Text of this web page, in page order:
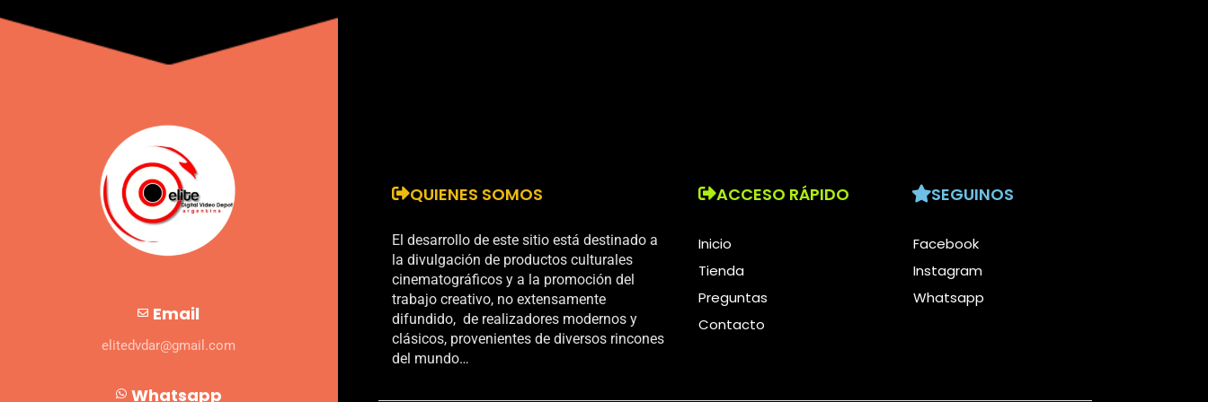
Email
elitedvdar@gmail.com
Whatsapp
QUIENES SOMOS
El desarrollo de este sitio está destinado a
la divulgación de productos culturales
cinematográficos y a la promoción del
trabajo creativo, no extensamente
difundido, de realizadores modernos y
clásicos, provenientes de diversos rincones
del mundo…
ACCESO RÁPIDO
Inicio
Tienda
Preguntas
Contacto
SEGUINOS
Facebook
Instagram
Whatsapp